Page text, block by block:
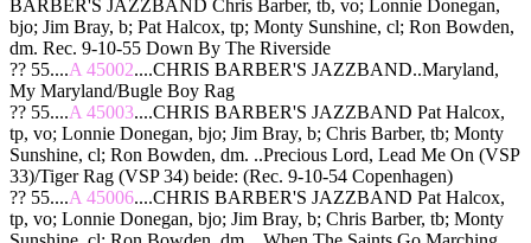
BARBER'S JAZZBAND Chris Barber, tb, vo; Lonnie Donegan,
bjo; Jim Bray, b; Pat Halcox, tp; Monty Sunshine, cl; Ron Bowden,
dm. Rec. 9-10-55 Down By The Riverside
?? 55....A 45002....CHRIS BARBER'S JAZZBAND..Maryland,
My Maryland/Bugle Boy Rag
?? 55....A 45003....CHRIS BARBER'S JAZZBAND Pat Halcox,
tp, vo; Lonnie Donegan, bjo; Jim Bray, b; Chris Barber, tb; Monty
Sunshine, cl; Ron Bowden, dm. ..Precious Lord, Lead Me On (VSP
33)/Tiger Rag (VSP 34) beide: (Rec. 9-10-54 Copenhagen)
?? 55....A 45006....CHRIS BARBER'S JAZZBAND Pat Halcox,
tp, vo; Lonnie Donegan, bjo; Jim Bray, b; Chris Barber, tb; Monty